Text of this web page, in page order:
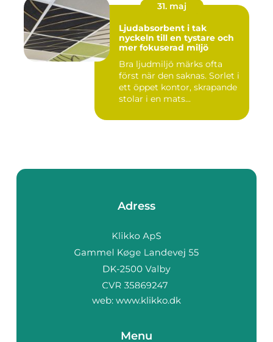
31. maj
Ljudabsorbent i tak
nyckeln till en tystare och
mer fokuserad miljö
Bra ljudmiljö märks ofta
först när den saknas. Sorlet i
ett öppet kontor, skrapande
stolar i en mats...
Adress
web: www.klikko.dk
Menu